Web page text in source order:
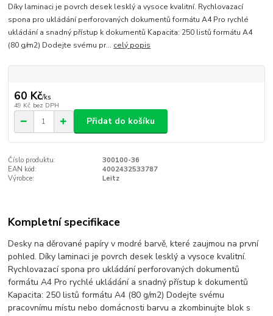
Díky laminaci je povrch desek lesklý a vysoce kvalitní. Rychlovazací
spona pro ukládání perforovaných dokumentů formátu A4 Pro rychlé
ukládání a snadný přístup k dokumentů Kapacita: 250 listů formátu A4
(80 g/m2) Dodejte svému pr... celý popis
60 Kč/ks
49 Kč bez DPH
Přidat do košíku
Číslo produktu:
300100-36
EAN kód:
4002432533787
Výrobce:
Leitz
Kompletní specifikace
Desky na děrované papíry v modré barvě, které zaujmou na první
pohled. Díky laminaci je povrch desek lesklý a vysoce kvalitní.
Rychlovazací spona pro ukládání perforovaných dokumentů
formátu A4 Pro rychlé ukládání a snadný přístup k dokumentů
Kapacita: 250 listů formátu A4 (80 g/m2) Dodejte svému
pracovnímu místu nebo domácnosti barvu a zkombinujte blok s